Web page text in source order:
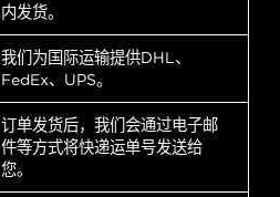
内发货。
我们为国际运输提供DHL、
FedEx、UPS。
订单发货后，我们会通过电子邮
件等方式将快递运单号发送给
您。